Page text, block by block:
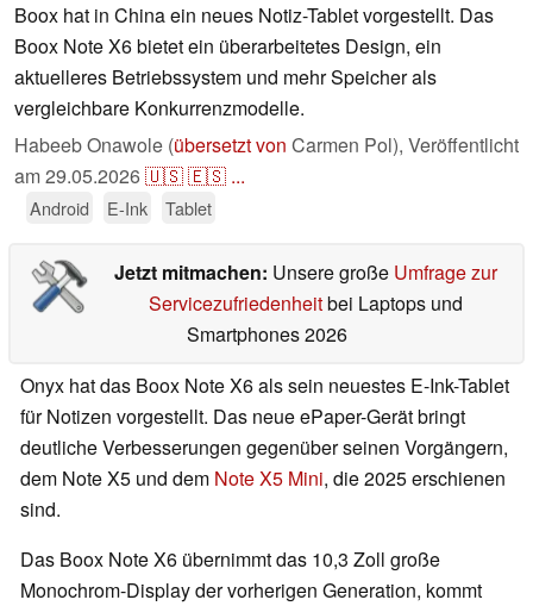
Boox hat in China ein neues Notiz-Tablet vorgestellt. Das
Boox Note X6 bietet ein überarbeitetes Design, ein
aktuelleres Betriebssystem und mehr Speicher als
vergleichbare Konkurrenzmodelle.
Habeeb Onawole (übersetzt von Carmen Pol), Veröffentlicht
am29.05.2026🇺🇸🇪🇸 ...
Android E-Ink Tablet
Jetzt mitmachen: Unsere große Umfrage zur
Servicezufriedenheitbei Laptops und
Smartphones 2026
Onyx hat das Boox Note X6 als sein neuestes E-Ink-Tablet
für Notizen vorgestellt. Das neue ePaper-Gerät bringt
deutliche Verbesserungen gegenüber seinen Vorgängern,
dem Note X5 und dem Note X5 Mini, die 2025 erschienen
sind.
Das Boox Note X6 übernimmt das 10,3 Zoll große
Monochrom-Display der vorherigen Generation, kommt